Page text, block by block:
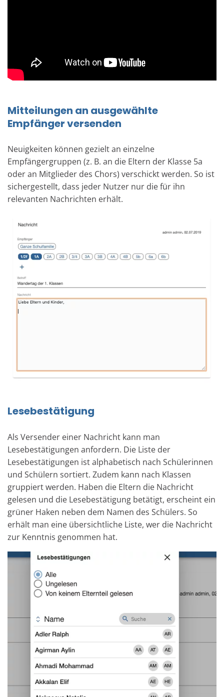
Mitteilungen an ausgewählte
Empfänger versenden
Neuigkeiten können gezielt an einzelne
Empfängergruppen (z. B. an die Eltern der Klasse 5a
oder an Mitglieder des Chors) verschickt werden. So ist
sichergestellt, dass jeder Nutzer nur die für ihn
relevanten Nachrichten erhält.
Lesebestätigung
Als Versender einer Nachricht kann man
Lesebestätigungen anfordern. Die Liste der
Lesebestätigungen ist alphabetisch nach Schülerinnen
und Schülern sortiert. Zudem kann nach Klassen
gruppiert werden. Haben die Eltern die Nachricht
gelesen und die Lesebestätigung betätigt, erscheint ein
grüner Haken neben dem Namen des Schülers. So
erhält man eine übersichtliche Liste, wer die Nachricht
zur Kenntnis genommen hat.